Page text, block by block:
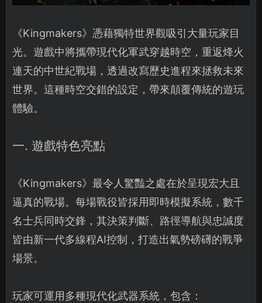
《Kingmakers》憑藉獨特世界觀吸引大量玩家目
光。遊戲中將攜帶現代化軍武穿越時空，重返烽火
連天的中世紀戰場，透過改寫歷史進程來拯救未來
世界。這種時空交錯的設定，帶來顛覆傳統的遊玩
體驗。
一. 遊戲特色亮點
《Kingmakers》最令人驚豔之處在於呈現宏大且
逼真的戰場。每場戰役皆採用即時模擬系統，數千
名士兵同時交鋒，其決策判斷、路徑導航與忠誠度
皆由新一代多線程AI控制，打造出氣勢磅礡的戰爭
場景。
玩家可運用多種現代化武器系統，包含：